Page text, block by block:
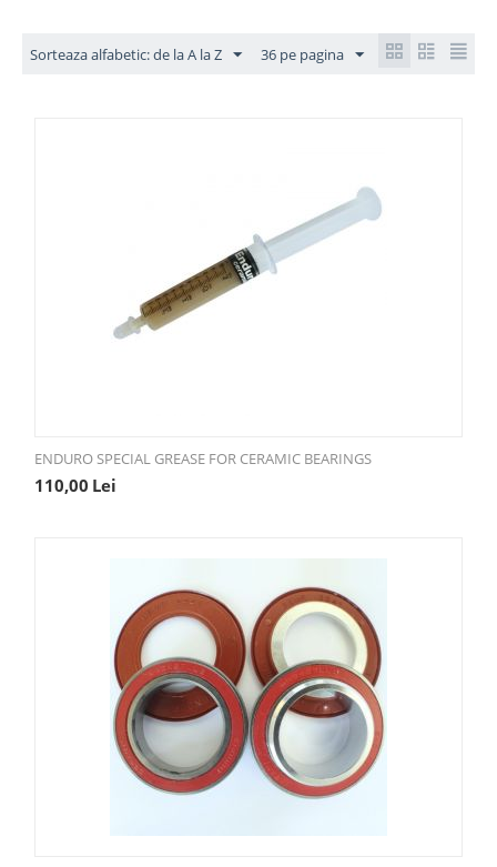
Sorteaza alfabetic: de la A la Z 36 pe pagina
ENDURO SPECIAL GREASE FOR CERAMIC BEARINGS
110,00 Lei